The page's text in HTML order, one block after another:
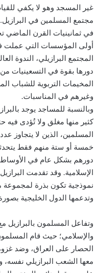
غير المسجد وهو لا يكفي
مجتمع المسلمين في
في ثمانينيات القرن
أولى المؤسسات التي عملت
المجتمع البرازيلي، الندوة
دورها بقوة في التسعينيات
المخيمات التربوية للشباب
وغيرهم في المناسبات.
كثير منها مغلق ولا تُؤدى فيه
خمسة أو ستة منهم فقط
دورهم بشكل عام في الأوساط
الإسلامية. وقد تقدمت
نموذجية تكون بذرة لمجموعة
وتدعمها الدول الخليجية
وتفاعل المسلمون بالبرازيل
والإسلامي؛ حيث قام
الحصار على العراق، وضد
معها الشعب البرازيلي